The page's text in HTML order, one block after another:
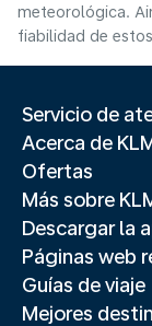
meteorológica.
fiabilidad de
Servicio de
Acerca de
Ofertas
Más sobre
Descargar la
Páginas web
Guías de viaje
Mejores